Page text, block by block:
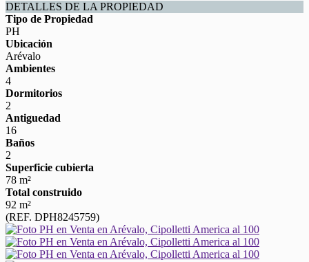
DETALLES DE LA PROPIEDAD
Tipo de Propiedad
PH
Ubicación
Arévalo
Ambientes
4
Dormitorios
2
Antiguedad
16
Baños
2
Superficie cubierta
78 m²
Total construido
92 m²
(REF. DPH8245759)